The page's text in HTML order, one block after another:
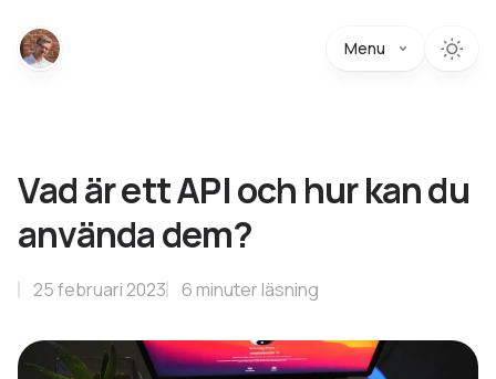
Menu
Vad är ett API och hur kan du
använda dem?
25 februari 2023 6 minuter läsning